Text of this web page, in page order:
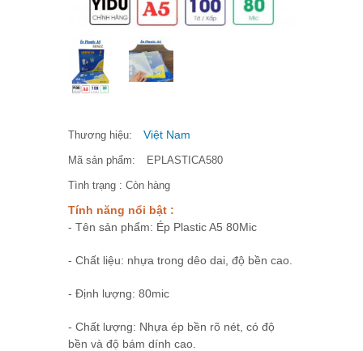
Thương hiệu: Việt Nam
Mã sản phẩm: EPLASTICA580
Tình trạng : Còn hàng
Tính năng nổi bật :
- Tên sản phẩm: Ép Plastic A5 80Mic
- Chất liệu: nhựa trong dêo dai, độ bền cao.
- Định lượng: 80mic
- Chất lượng: Nhựa ép bền rõ nét, có độ
bền và độ bám dính cao.